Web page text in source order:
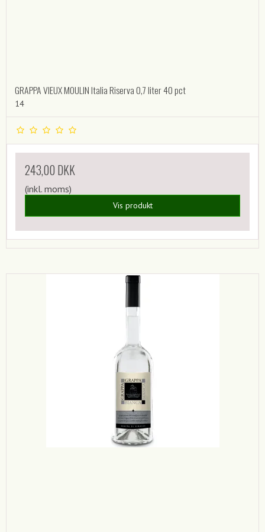
GRAPPA VIEUX MOULIN Italia Riserva 0,7 liter 40 pct
14
243,00 DKK
(inkl. moms)
Vis produkt